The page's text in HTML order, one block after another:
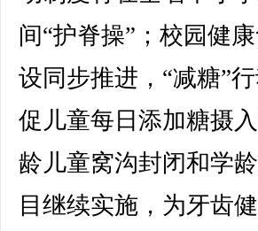
间“护脊操”；校园健
设同步推进，“减糖”
促儿童每日添加糖摄
龄儿童窝沟封闭和学
目继续实施，为牙齿